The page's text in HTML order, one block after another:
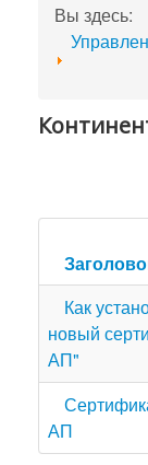
Вы здесь:
Как
новый
АП"
АП